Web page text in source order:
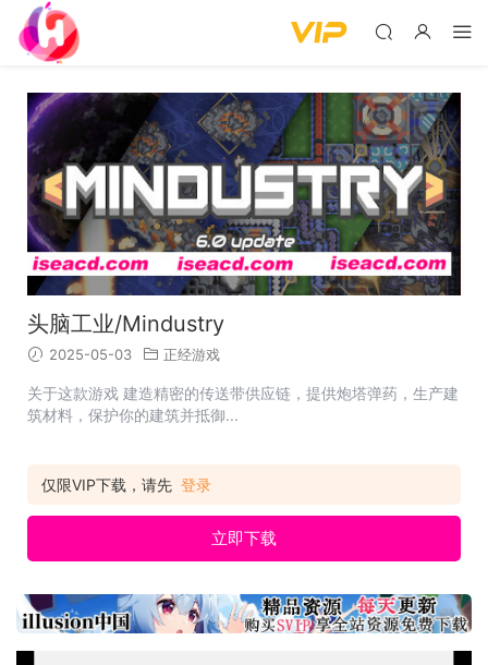
头脑工业/Mindustry
2025-05-03 正经游戏
关于这款游戏 建造精密的传送带供应链，提供炮塔弹药，生产建
筑材料，保护你的建筑并抵御...
仅限VIP下载，请先 登录
立即下载